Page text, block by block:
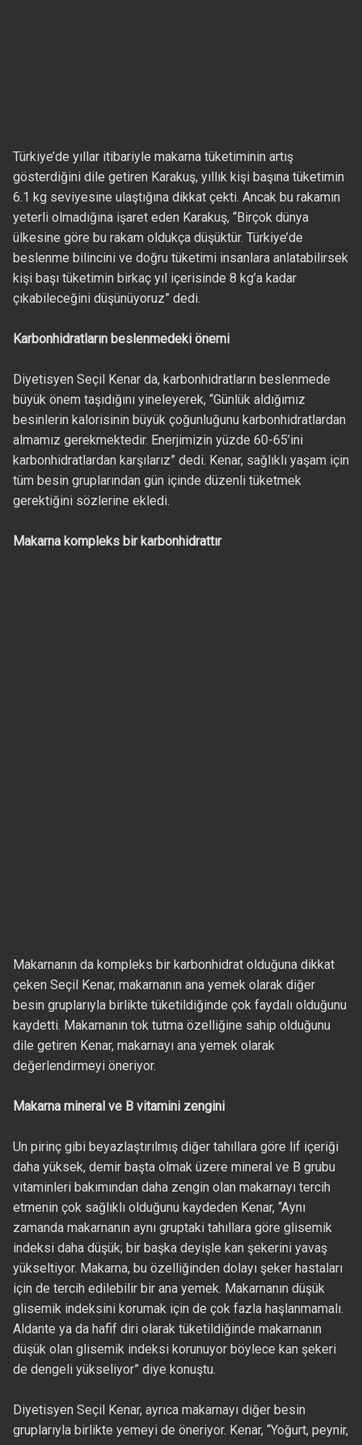
Türkiye’de yıllar itibariyle makarna tüketiminin artış
gösterdiğini dile getiren Karakuş, yıllık kişi başına tüketimin
6.1 kg seviyesine ulaştığına dikkat çekti. Ancak bu rakamın
yeterli olmadığına işaret eden Karakuş, “Birçok dünya
ülkesine göre bu rakam oldukça düşüktür. Türkiye’de
beslenme bilincini ve doğru tüketimi insanlara anlatabilirsek
kişi başı tüketimin birkaç yıl içerisinde 8 kg’a kadar
çıkabileceğini düşünüyoruz” dedi.
Karbonhidratların beslenmedeki önemi
Diyetisyen Seçil Kenar da, karbonhidratların beslenmede
büyük önem taşıdığını yineleyerek, “Günlük aldığımız
besinlerin kalorisinin büyük çoğunluğunu karbonhidratlardan
almamız gerekmektedir. Enerjimizin yüzde 60-65’ini
karbonhidratlardan karşılarız” dedi. Kenar, sağlıklı yaşam için
tüm besin gruplarından gün içinde düzenli tüketmek
gerektiğini sözlerine ekledi.
Makarna kompleks bir karbonhidrattır
Makarnanın da kompleks bir karbonhidrat olduğuna dikkat
çeken Seçil Kenar, makarnanın ana yemek olarak diğer
besin gruplarıyla birlikte tüketildiğinde çok faydalı olduğunu
kaydetti. Makarnanın tok tutma özelliğine sahip olduğunu
dile getiren Kenar, makarnayı ana yemek olarak
değerlendirmeyi öneriyor.
Makarna mineral ve B vitamini zengini
Un pirinç gibi beyazlaştırılmış diğer tahıllara göre lif içeriği
daha yüksek, demir başta olmak üzere mineral ve B grubu
vitaminleri bakımından daha zengin olan makarnayı tercih
etmenin çok sağlıklı olduğunu kaydeden Kenar, “Aynı
zamanda makarnanın aynı gruptaki tahıllara göre glisemik
indeksi daha düşük; bir başka deyişle kan şekerini yavaş
yükseltiyor. Makarna, bu özelliğinden dolayı şeker hastaları
için de tercih edilebilir bir ana yemek. Makarnanın düşük
glisemik indeksini korumak için de çok fazla haşlanmamalı.
Aldante ya da hafif diri olarak tüketildiğinde makarnanın
düşük olan glisemik indeksi korunuyor böylece kan şekeri
de dengeli yükseliyor” diye konuştu.
Diyetisyen Seçil Kenar, ayrıca makarnayı diğer besin
gruplarıyla birlikte yemeyi de öneriyor. Kenar, “Yoğurt, peynir,